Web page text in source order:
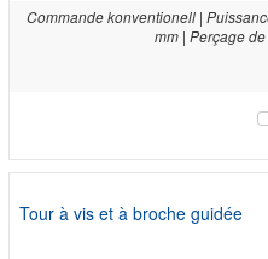
Commande konventionell |
mm | Perçage
Tour à vis et à broche guidée